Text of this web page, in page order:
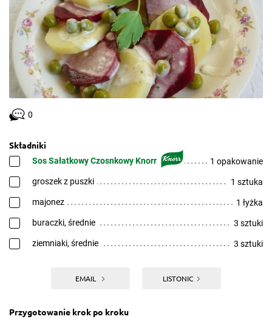
0
Składniki
Sos Sałatkowy Czosnkowy Knorr 1 opakowanie
groszek z puszki 1 sztuka
majonez 1 łyżka
buraczki, średnie 3 sztuki
ziemniaki, średnie 3 sztuki
EMAIL LISTONIC
Przygotowanie krok po kroku